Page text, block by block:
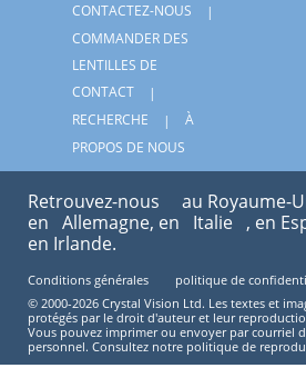
CONTACTEZ-NOUS
COMMANDER DES
LENTILLES DE
CONTACT
RECHERCHE
À
PROPOS DE NOUS
Retrouvez-nous au Royaume-
en Allemagne, en Italie , en
en Irlande.
Conditions générales
politique de
© 2000-2026 Crystal Vision Ltd. Les textes et
protégés par le droit d'auteur et leur
Vous pouvez imprimer ou envoyer par courriel
personnel. Consultez notre politique de